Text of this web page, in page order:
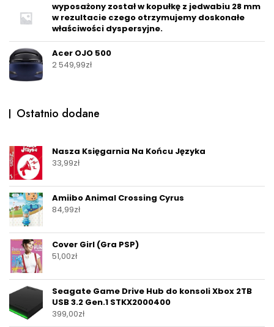
wyposażony został w kopułkę z jedwabiu 28 mm
w rezultacie czego otrzymujemy doskonałe
właściwości dyspersyjne.
Acer OJO 500
2 549,99zł
Ostatnio dodane
Nasza Księgarnia Na Końcu Języka
33,99zł
Amiibo Animal Crossing Cyrus
84,99zł
Cover Girl (Gra PSP)
51,00zł
Seagate Game Drive Hub do konsoli Xbox 2TB
USB 3.2 Gen.1 STKX2000400
399,00zł